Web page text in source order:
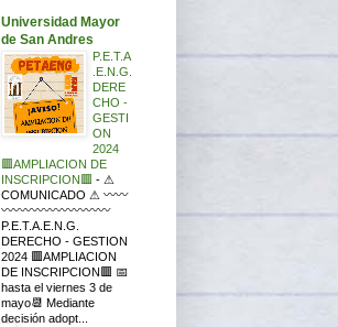
Universidad Mayor
de San Andres
P.E.T.A
.E.N.G.
DERE
CHO -
GESTI
ON
2024
🟥AMPLIACION DE
INSCRIPCION🟥 - ⚠
COMUNICADO ⚠ 〰〰
〰〰〰〰〰〰〰〰〰
P.E.T.A.E.N.G.
DERECHO - GESTION
2024 🟥AMPLIACION
DE INSCRIPCION🟥 📅
hasta el viernes 3 de
mayo📆 Mediante
decisión adopt...